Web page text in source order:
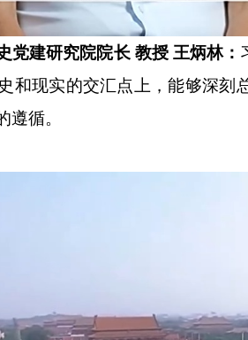
党建研究院院长 教授 王炳林：
和现实的交汇点上，能够深
遵循。